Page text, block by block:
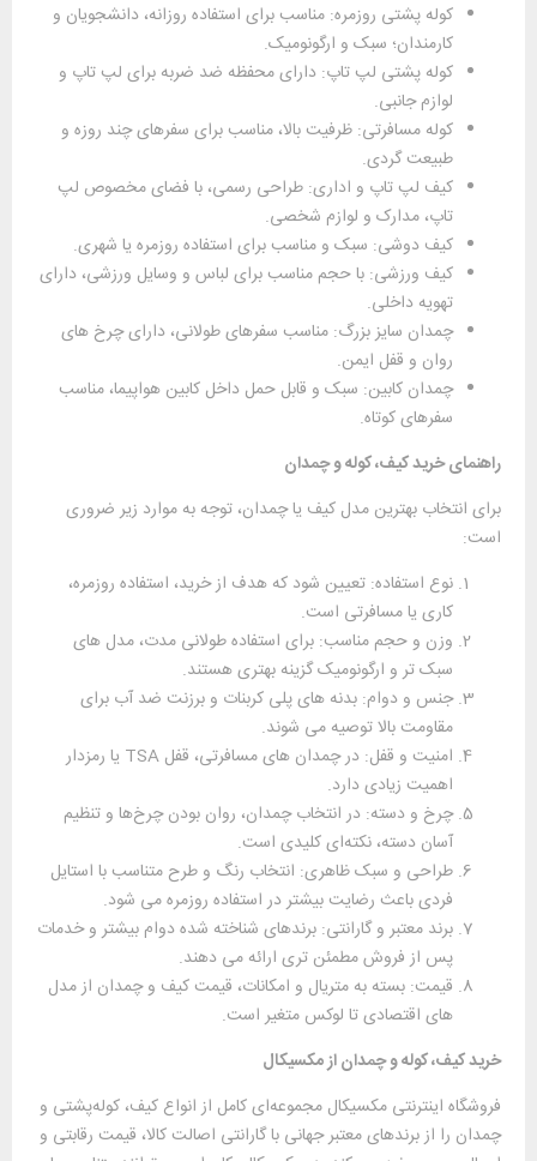
کوله‌ پشتی روزمره: مناسب برای استفاده روزانه، دانشجویان و
کارمندان؛ سبک و ارگونومیک.
کوله‌ پشتی لپ‌ تاپ: دارای محفظه ضد ضربه برای لپ‌ تاپ و
لوازم جانبی.
کوله مسافرتی: ظرفیت بالا، مناسب برای سفرهای چند روزه و
طبیعت‌ گردی.
کیف لپ‌ تاپ و اداری: طراحی رسمی، با فضای مخصوص لپ
‌تاپ، مدارک و لوازم شخصی.
کیف دوشی: سبک و مناسب برای استفاده روزمره یا شهری.
کیف ورزشی: با حجم مناسب برای لباس و وسایل ورزشی، دارای
تهویه داخلی.
چمدان سایز بزرگ: مناسب سفرهای طولانی، دارای چرخ ‌های
روان و قفل ایمن.
چمدان کابین: سبک و قابل ‌حمل داخل کابین هواپیما، مناسب
سفرهای کوتاه.
راهنمای خرید کیف، کوله و چمدان
برای انتخاب بهترین مدل کیف یا چمدان، توجه به موارد زیر ضروری
است:
نوع استفاده: تعیین شود که هدف از خرید، استفاده روزمره،
کاری یا مسافرتی است.
وزن و حجم مناسب: برای استفاده طولانی ‌مدت، مدل‌ های
سبک ‌تر و ارگونومیک گزینه بهتری هستند.
جنس و دوام: بدنه‌ های پلی‌ کربنات و برزنت ضد آب برای
مقاومت بالا توصیه می ‌شوند.
امنیت و قفل: در چمدان ‌های مسافرتی، قفل TSA یا رمزدار
اهمیت زیادی دارد.
چرخ و دسته: در انتخاب چمدان، روان بودن چرخ‌ها و تنظیم
آسان دسته، نکته‌ای کلیدی است.
طراحی و سبک ظاهری: انتخاب رنگ و طرح متناسب با استایل
فردی باعث رضایت بیشتر در استفاده روزمره می ‌شود.
برند معتبر و گارانتی: برندهای شناخته ‌شده دوام بیشتر و خدمات
پس از فروش مطمئن ‌تری ارائه می ‌دهند.
قیمت: بسته به متریال و امکانات، قیمت کیف و چمدان از مدل‌
های اقتصادی تا لوکس متغیر است.
خرید کیف، کوله و چمدان از مکسیکال
فروشگاه اینترنتی مکسیکال مجموعه‌ای کامل از انواع کیف، کوله‌پشتی و
چمدان را از برندهای معتبر جهانی با گارانتی اصالت کالا، قیمت رقابتی و